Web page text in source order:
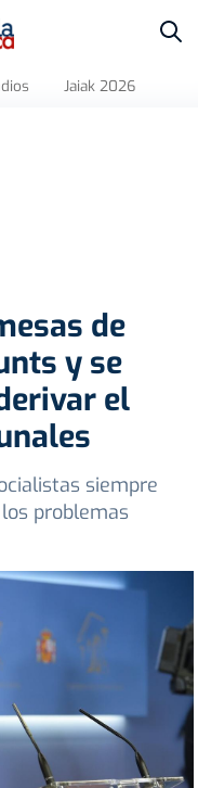
Jaiak 2026
de
y se
el
siempre
problemas